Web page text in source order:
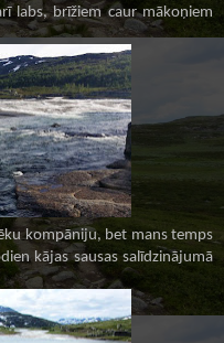
labs, brīžiem caur mākoņiem
kompāniju, bet mans temps
kājas sausas salīdzinājumā